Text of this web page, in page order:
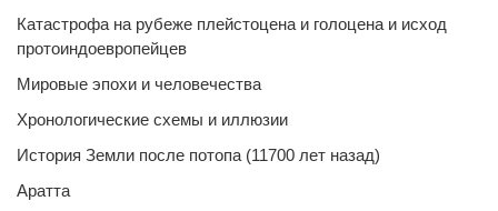
Катастрофа на рубеже плейстоцена и голоцена и исход
протоиндоевропейцев
Мировые эпохи и человечества
Хронологические схемы и иллюзии
История Земли после потопа (11700 лет назад)
Аратта